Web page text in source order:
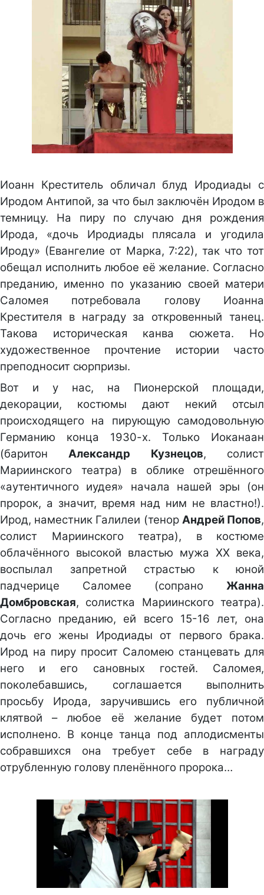
Иоанн Креститель обличал блуд Иродиады с
Иродом Антипой, за что был заключён Иродом в
темницу. На пиру по случаю дня рождения
Ирода, «дочь Иродиады плясала и угодила
Ироду» (Евангелие от Марка, 7:22), так что тот
обещал исполнить любое её желание. Согласно
преданию, именно по указанию своей матери
Саломея потребовала голову Иоанна
Крестителя в награду за откровенный танец.
Такова историческая канва сюжета. Но
художественное прочтение истории часто
преподносит сюрпризы.
Вот и у нас, на Пионерской площади,
декорации, костюмы дают некий отсыл
происходящего на пирующую самодовольную
Германию конца 1930-х. Только Иоканаан
(баритонАлександр Кузнецов, солист
Мариинского театра) в облике отрешённого
«аутентичного иудея» начала нашей эры (он
пророк, а значит, время над ним не властно!).
Ирод, наместник Галилеи (тенор Андрей Попов,
солист Мариинского театра), в костюме
облачённого высокой властью мужа ХХ века,
воспылал запретной страстью к юной
падчерице Саломее (сопрано Жанна
Домбровская, солистка Мариинского театра).
Согласно преданию, ей всего 15-16 лет, она
дочь его жены Иродиады от первого брака.
Ирод на пиру просит Саломею станцевать для
него и его сановных гостей. Саломея,
поколебавшись, соглашается выполнить
просьбу Ирода, заручившись его публичной
клятвой – любое её желание будет потом
исполнено. В конце танца под аплодисменты
собравшихся она требует себе в награду
отрубленную голову пленённого пророка…